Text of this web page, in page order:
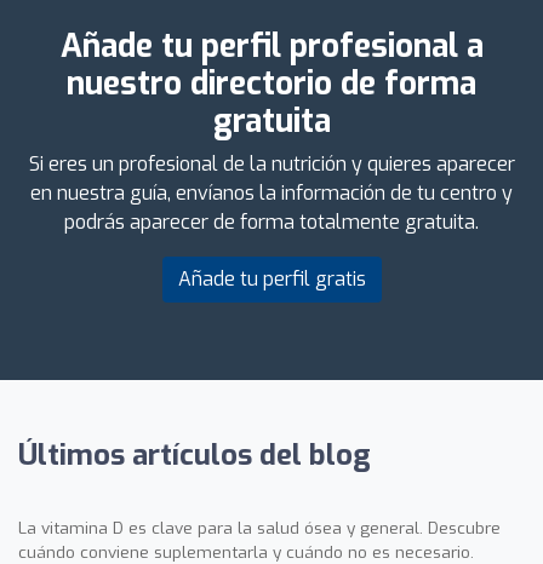
Añade tu perfil profesional a
nuestro directorio de forma
gratuita
Si eres un profesional de la nutrición y quieres aparecer
en nuestra guía, envíanos la información de tu centro y
podrás aparecer de forma totalmente gratuita.
Añade tu perfil gratis
Últimos artículos del blog
La vitamina D es clave para la salud ósea y general. Descubre
cuándo conviene suplementarla y cuándo no es necesario.